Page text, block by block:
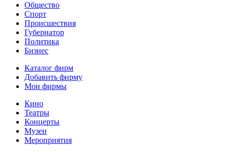
Общество
Спорт
Происшествия
Губернатор
Политика
Бизнес
Каталог фирм
Добавить фирму
Мои фирмы
Кино
Театры
Концерты
Музеи
Мероприятия